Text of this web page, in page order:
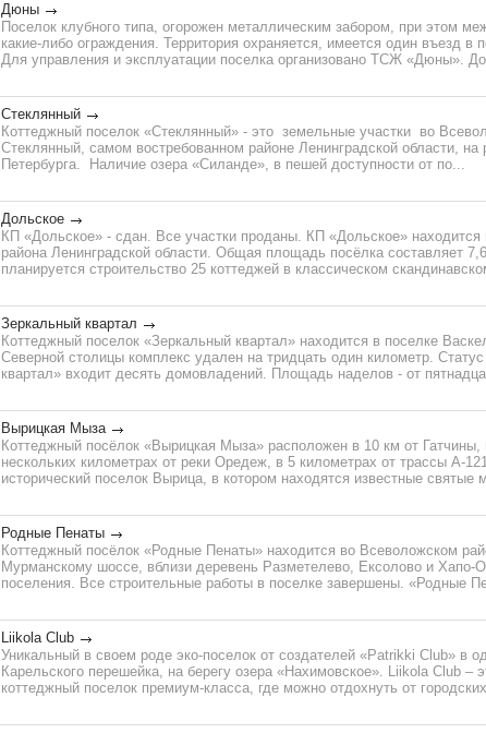
Дюны
Поселок клубного типа, огорожен металлическим забором, при этом
какие-либо ограждения. Территория охраняется, имеется один въезд в
Для управления и эксплуатации поселка организовано ТСЖ «Дюны».
Стеклянный
Коттеджный поселок «Стеклянный» - это земельные участки во
Стеклянный, самом востребованном районе Ленинградской области, на
Петербурга. Наличие озера «Силанде», в пешей доступности от по...
Дольское
КП «Дольское» - сдан. Все участки проданы. КП «Дольское» находится
района Ленинградской области. Общая площадь посёлка составляет
планируется строительство 25 коттеджей в классическом
Зеркальный квартал
Коттеджный поселок «Зеркальный квартал» находится в поселке
Северной столицы комплекс удален на тридцать один километр.
квартал» входит десять домовладений. Площадь наделов - от
Вырицкая Мыза
Коттеджный посёлок «Вырицкая Мыза» расположен в 10 км от Гатчины,
нескольких километрах от реки Оредеж, в 5 километрах от трассы А-
исторический поселок Вырица, в котором находятся известные
Родные Пенаты
Коттеджный посёлок «Родные Пенаты» находится во Всеволожском
Мурманскому шоссе, вблизи деревень Разметелево, Ексолово и Хапо-
поселения. Все строительные работы в поселке завершены. «Родные
Liikola Club
Уникальный в своем роде эко-поселок от создателей «Patrikki Сlub» в
Карельского перешейка, на берегу озера «Нахимовское». Liikola Club –
коттеджный поселок премиум-класса, где можно отдохнуть от